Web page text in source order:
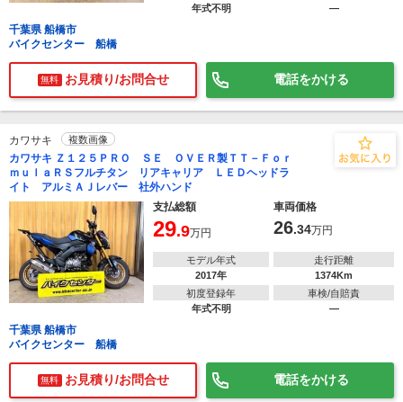
年式不明
―
千葉県 船橋市
バイクセンター 船橋
無料 お見積り/お問合せ 電話をかける
カワサキ 複数画像
カワサキ Ｚ１２５ＰＲＯ ＳＥ ＯＶＥＲ製ＴＴ－Ｆｏｒ
ｍｕｌａＲＳフルチタン リアキャリア ＬＥＤヘッドラ
イト アルミＡＪレバー 社外ハンド
支払総額
車両価格
29.9万円 26.34万円
モデル年式
2017年
走行距離
1374Km
初度登録年
年式不明
車検/自賠責
―
千葉県 船橋市
バイクセンター 船橋
無料 お見積り/お問合せ 電話をかける